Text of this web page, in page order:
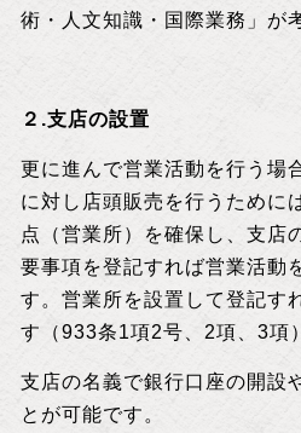
術・人文知識・国際業務」が
２.支店の設置
更に進んで営業活動を行う場
に対し店頭販売を行うために
点（営業所）を確保し、支店
要事項を登記すれば営業活動
す。営業所を設置して登記す
す（933条1項2号、2項、3項
支店の名義で銀行口座の開設
とが可能です。